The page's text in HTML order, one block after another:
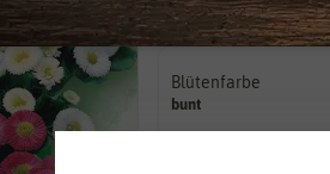
Blütenfarbe
bunt
Wie ist die Blüte
auch mehrfarbig sein.